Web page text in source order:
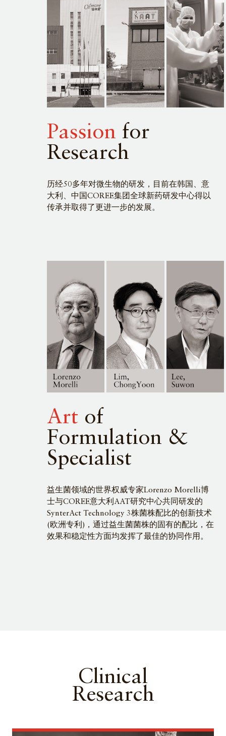
Passion for
Research
历经50多年对微生物的研发，目前在韩国、意
大利、中国COREE集团全球新药研发中心得以
传承并取得了更进一步的发展。
Art of
Formulation &
Specialist
益生菌领域的世界权威专家Lorenzo Morelli博
士与COREE意大利AAT研究中心共同研发的
SynterAct Technology 3株菌株配比的创新技术
(欧洲专利)，通过益生菌菌株的固有的配比，在
效果和稳定性方面均发挥了最佳的协同作用。
Clinical
Research